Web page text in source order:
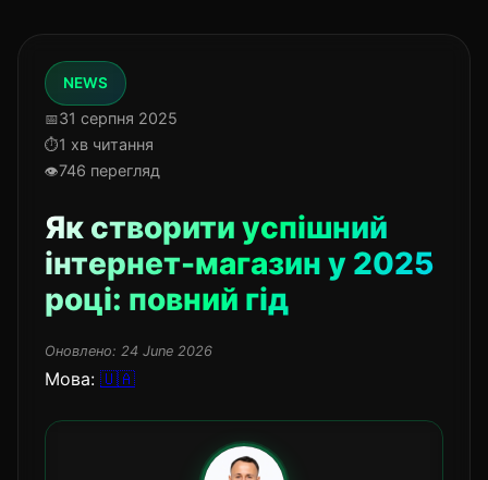
NEWS
31 серпня 2025
1 хв читання
746 перегляд
Як створити успішний
інтернет-магазин у 2025
році: повний гід
Оновлено: 24 June 2026
Мова: 🇺🇦